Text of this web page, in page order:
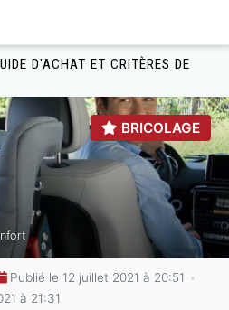
D'ACHAT ET CRITÈRES DE
BRICOLAGE
Publié le 12 juillet 2021 à 20:51
à 21:31